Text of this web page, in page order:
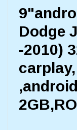
Dodge
-2010)